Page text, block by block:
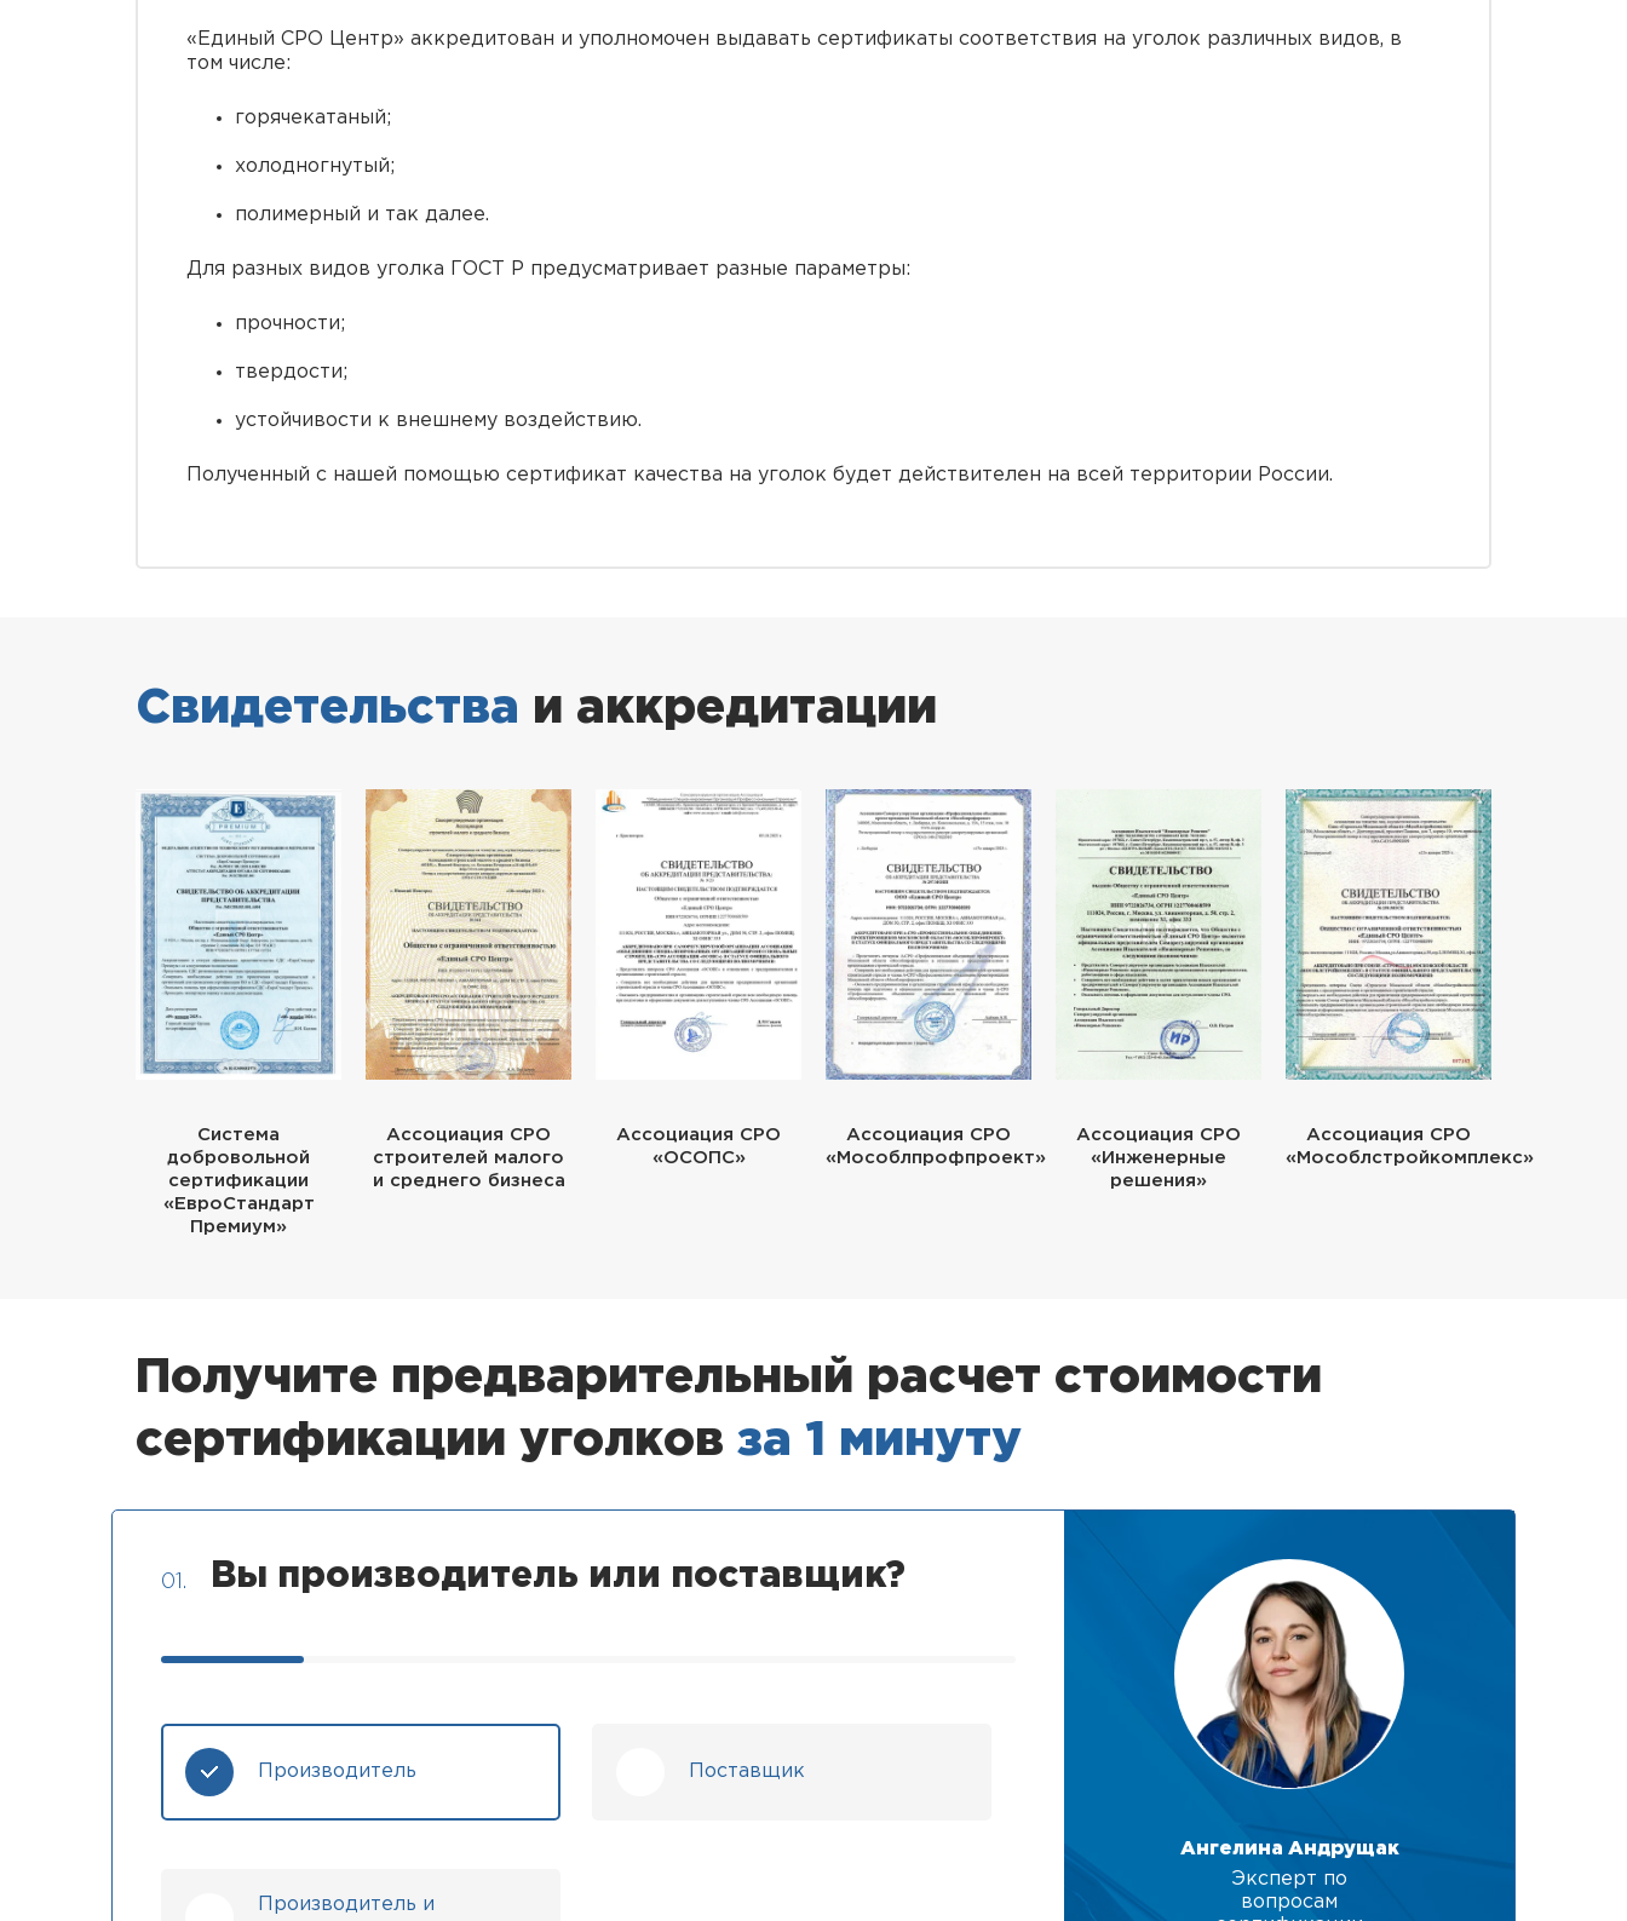
«Единый СРО Центр» аккредитован и уполномочен выдавать сертификаты соответствия на уголок различных видов, в
том числе:
горячекатаный;
холодногнутый;
полимерный и так далее.
Для разных видов уголка ГОСТ Р предусматривает разные параметры:
прочности;
твердости;
устойчивости к внешнему воздействию.
Полученный с нашей помощью сертификат качества на уголок будет действителен на всей территории России.
Свидетельства и аккредитации
Система
добровольной
сертификации
«ЕвроСтандарт
Премиум»
Ассоциация СРО
строителей малого
и среднего бизнеса
Ассоциация СРО
«ОСОПС»
Ассоциация СРО
«Мособлпрофпроект»
Ассоциация СРО
«Инженерные
решения»
Ассоциация СРО
«Мособлстройкомплекс»
Получите предварительный расчет стоимости
сертификации уголков за 1 минуту
01. Вы производитель или поставщик?
Производитель Поставщик
Производитель и
Ангелина Андрущак
Эксперт по
вопросам